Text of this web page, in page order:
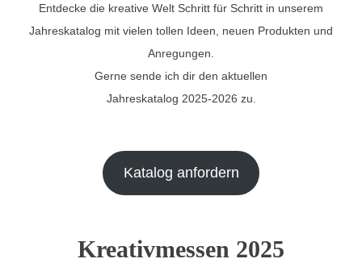
Entdecke die kreative Welt Schritt für Schritt in unserem
Jahreskatalog mit vielen tollen Ideen, neuen Produkten und
Anregungen.
Gerne sende ich dir den aktuellen
Jahreskatalog 2025-2026 zu.
Katalog anfordern
Kreativmessen 2025